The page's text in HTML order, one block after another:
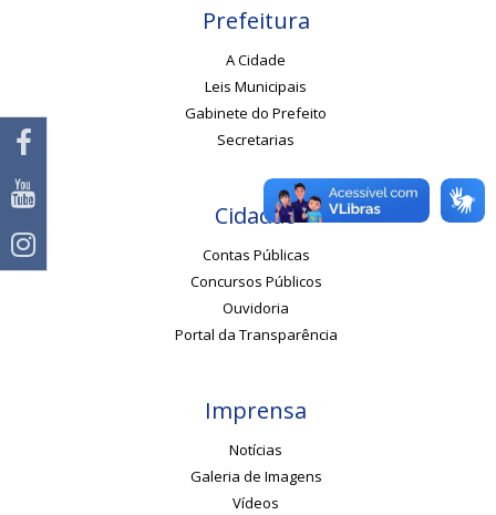
Prefeitura
A Cidade
Leis Municipais
Gabinete do Prefeito
Secretarias
Cidadão
Contas Públicas
Concursos Públicos
Ouvidoria
Portal da Transparência
Imprensa
Notícias
Galeria de Imagens
Vídeos